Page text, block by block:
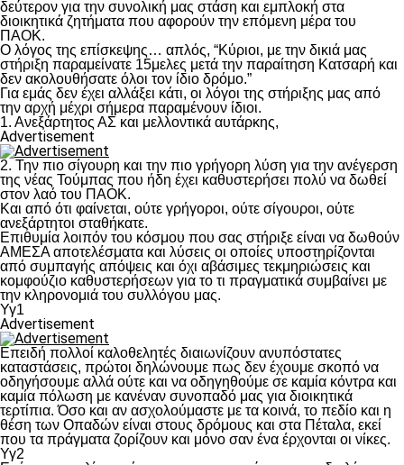
δεύτερον για την συνολική μας στάση και εμπλοκή στα
διοικητικά ζητήματα που αφορούν την επόμενη μέρα του
ΠΑΟΚ.
Ο λόγος της επίσκεψης… απλός, “Κύριοι, με την δικιά μας
στήριξη παραμείνατε 15μελες μετά την παραίτηση Κατσαρή και
δεν ακολουθήσατε όλοι τον ίδιο δρόμο.”
Για εμάς δεν έχει αλλάξει κάτι, οι λόγοι της στήριξης μας από
την αρχή μέχρι σήμερα παραμένουν ίδιοι.
1. Ανεξάρτητος ΑΣ και μελλοντικά αυτάρκης,
Advertisement
2. Την πιο σίγουρη και την πιο γρήγορη λύση για την ανέγερση
της νέας Τούμπας που ήδη έχει καθυστερήσει πολύ να δωθεί
στον λαό του ΠΑΟΚ.
Και από ότι φαίνεται, ούτε γρήγοροι, ούτε σίγουροι, ούτε
ανεξάρτητοι σταθήκατε.
Επιθυμία λοιπόν του κόσμου που σας στήριξε είναι να δωθούν
ΑΜΕΣΑ αποτελέσματα και λύσεις οι οποίες υποστηρίζονται
από συμπαγής απόψεις και όχι αβάσιμες τεκμηριώσεις και
κομφούζιο καθυστερήσεων για το τι πραγματικά συμβαίνει με
την κληρονομιά του συλλόγου μας.
Υγ1
Advertisement
Επειδή πολλοί καλοθελητές διαιωνίζουν ανυπόστατες
καταστάσεις, πρώτοι δηλώνουμε πως δεν έχουμε σκοπό να
οδηγήσουμε αλλά ούτε και να οδηγηθούμε σε καμία κόντρα και
καμία πόλωση με κανέναν συνοπαδό μας για διοικητικά
τερτίπια. Όσο και αν ασχολούμαστε με τα κοινά, το πεδίο και η
θέση των Οπαδών είναι στους δρόμους και στα Πέταλα, εκεί
που τα πράγματα ζορίζουν και μόνο σαν ένα έρχονται οι νίκες.
Υγ2